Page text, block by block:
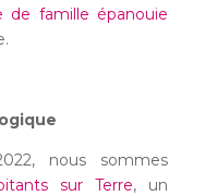
de famille épanouie
nous sommes
sur Terre, un